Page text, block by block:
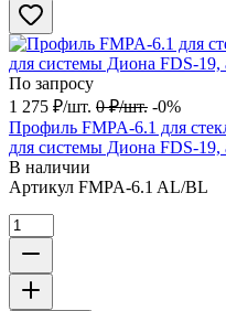
По запросу
1 275 ₽/шт. 0 ₽/шт. -0%
Профиль FMPA-6.1 для
для системы Диона FDS-
В наличии
Артикул FMPA-6.1 AL/BL